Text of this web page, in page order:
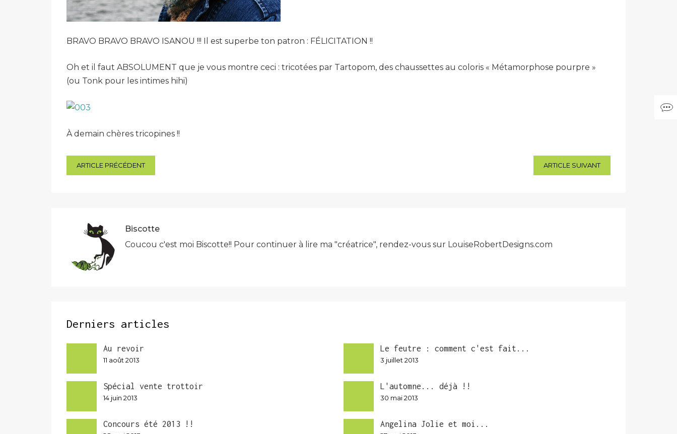
BRAVO BRAVO BRAVO ISANOU !!! Il est superbe ton patron : FÉLICITATION !!
Oh et il faut ABSOLUMENT que je vous montre ceci : tricotées par Tartopom, des chaussettes au coloris « Métamorphose pourpre »
(ou Tonk pour les intimes hihi)
À demain chères tricopines !!
Navigation
ARTICLE PRÉCÉDENT ARTICLE SUIVANT
Biscotte
Coucou c'est moi Biscotte!! Pour continuer à lire ma "créatrice", rendez-vous sur LouiseRobertDesigns.com
Derniers articles
Au revoir
11 août 2013
Le feutre : comment c'est fait...
3 juillet 2013
Spécial vente trottoir
14 juin 2013
L'automne... déjà !!
30 mai 2013
Concours été 2013 !! Angelina Jolie et moi...